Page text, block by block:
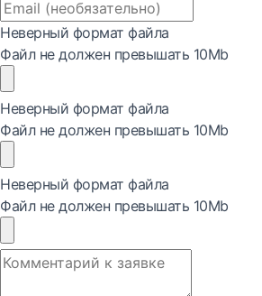
Неверный формат файла
Файл не должен превышать 10Mb
Неверный формат файла
Файл не должен превышать 10Mb
Неверный формат файла
Файл не должен превышать 10Mb